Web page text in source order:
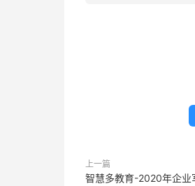
上一篇
智慧多教育-2020年企业